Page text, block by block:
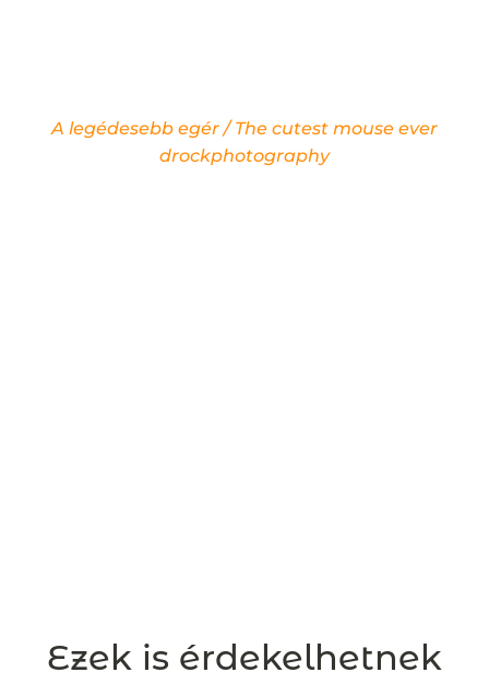
A legédesebb egér / The cutest mouse ever
drockphotography
Ezek is érdekelhetnek